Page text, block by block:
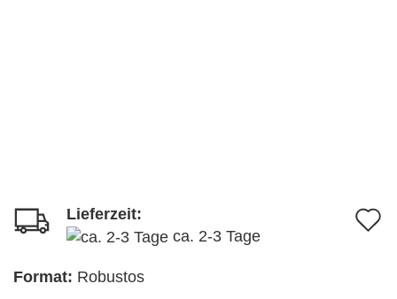
Lieferzeit:
ca. 2-3 Tage
Format: Robustos